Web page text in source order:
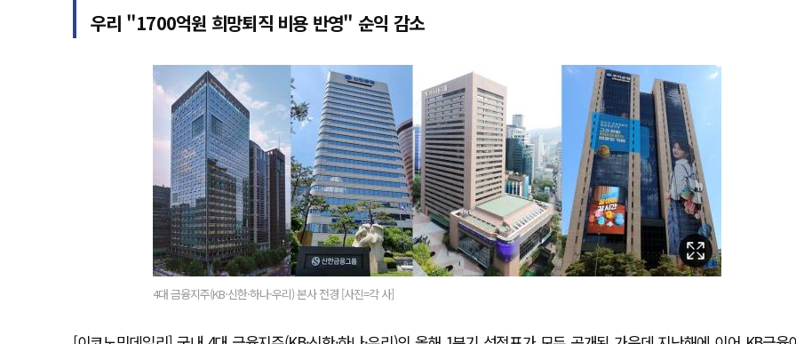
우리 "1700억원 희망퇴직 비용 반영" 순익 감소
4대 금융지주(KB·신한·하나·우리) 본사 전경 [사진=각 사]